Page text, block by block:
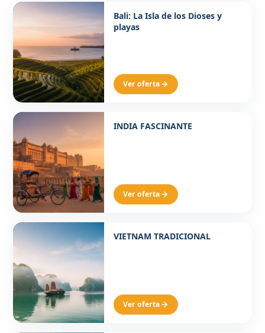
Desde 1550€ p/p
11 DÍAS 8 NOCHES
Bali: La Isla de los Dioses y
playas
Ver oferta
8 DÍAS 6 NOCHES
INDIA FASCINANTE
Ver oferta
Desde 1760€ p/p
11 DIAS 8 NOCHES
VIETNAM TRADICIONAL
Ver oferta